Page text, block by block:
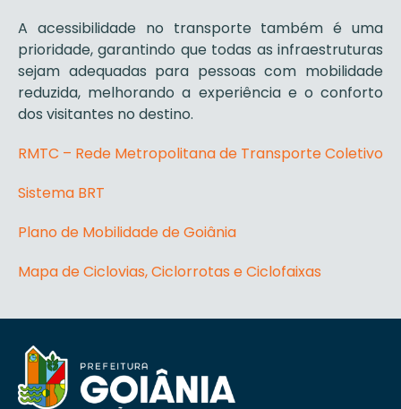
A acessibilidade no transporte também é uma
prioridade, garantindo que todas as infraestruturas
sejam adequadas para pessoas com mobilidade
reduzida, melhorando a experiência e o conforto
dos visitantes no destino.
RMTC – Rede Metropolitana de Transporte Coletivo
Sistema BRT
Plano de Mobilidade de Goiânia
Mapa de Ciclovias, Ciclorrotas e Ciclofaixas